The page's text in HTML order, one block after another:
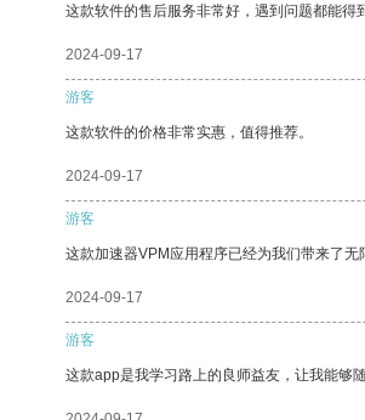
这款软件的售后服务非常好，遇到问题都能得
2024-09-17
游客
这款软件的价格非常实惠，值得推荐。
2024-09-17
游客
这款加速器VPM应用程序已经为我们带来了无
2024-09-17
游客
这款app是我学习路上的良师益友，让我能够